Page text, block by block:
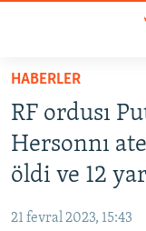
Esas
qaytmaq
Baş
navigatsiyağa
qaytmaq
Qıdıruvğa
HABERLER
İQTİSADİYAT
HABERLER
RF ordusı
Hersonnı
öldi ve 12
21 fevral 2023, 15:43